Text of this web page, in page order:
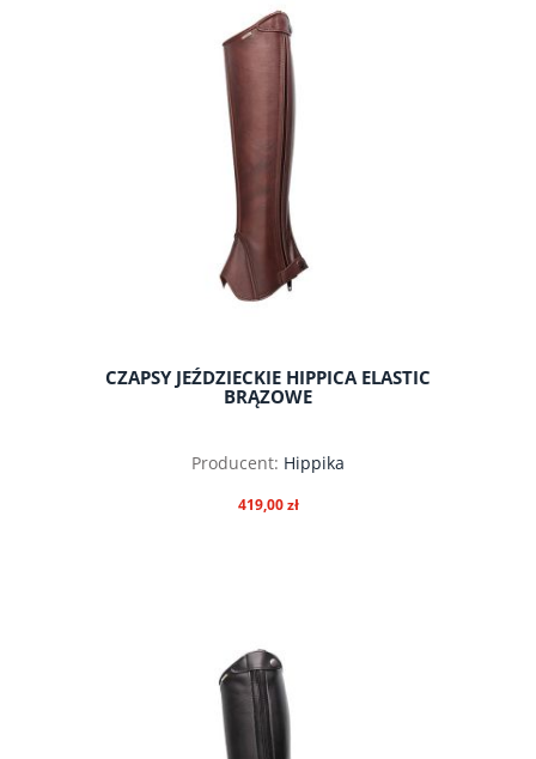
do koszyka
CZAPSY JEŹDZIECKIE HIPPICA ELASTIC
BRĄZOWE
Producent: Hippika
419,00 zł
do koszyka